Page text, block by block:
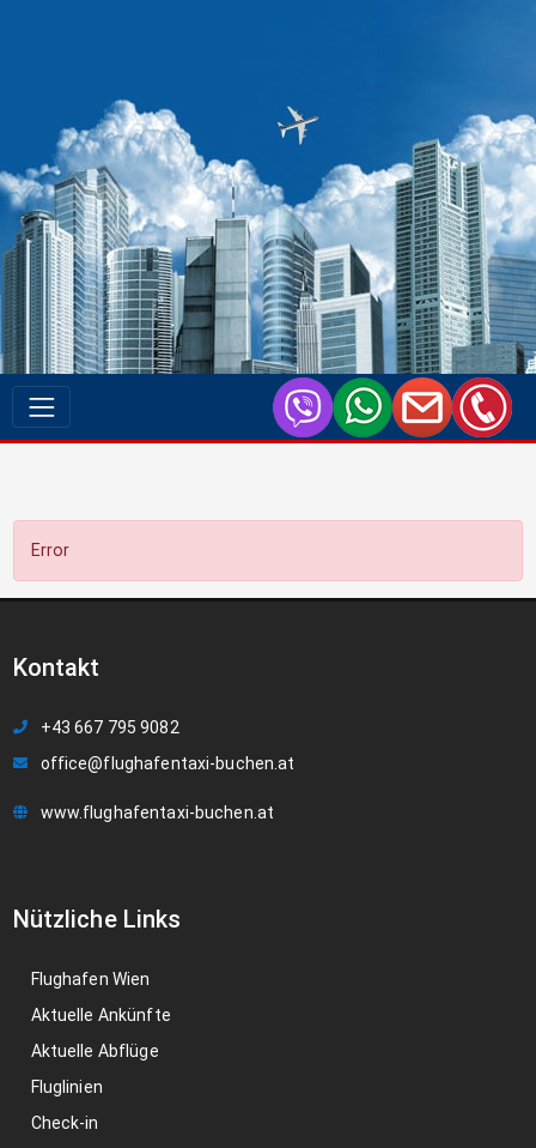
Error
Kontakt
+43 667 795 9082
office@flughafentaxi-buchen.at
www.flughafentaxi-buchen.at
Nützliche Links
Flughafen Wien
Aktuelle Ankünfte
Aktuelle Abflüge
Fluglinien
Check-in